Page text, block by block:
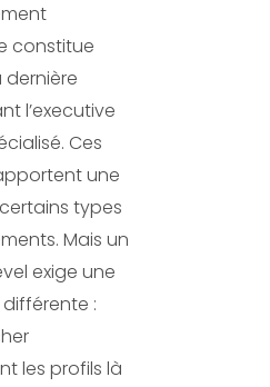
constitue
l’executive
Ces
une
types
Mais un
exige une
:
les profils là